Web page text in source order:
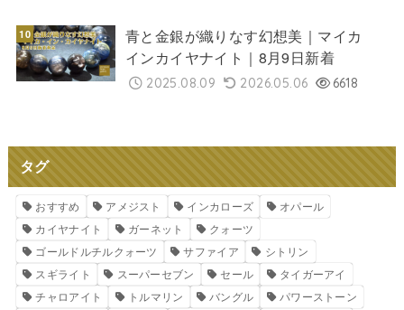
青と金銀が織りなす幻想美｜マイカ
インカイヤナイト｜8月9日新着
2025.08.09 2026.05.06 6618
タグ
おすすめ アメジスト インカローズ
オパール
カイヤナイト
ガーネット
クォーツ
ゴールドルチルクォーツ
サファイア
シトリン
スギライト
スーパーセブン セール
タイガーアイ
チャロアイト
トルマリン バングル
パワーストーン